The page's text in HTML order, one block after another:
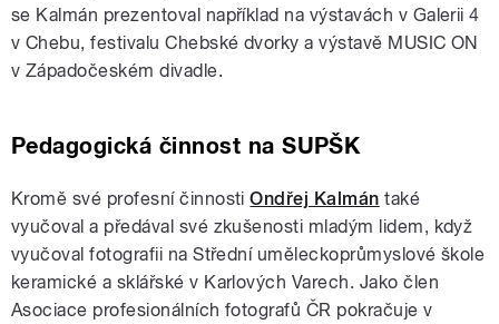
se Kalmán prezentoval například na výstavách v Galerii 4
v Chebu, festivalu Chebské dvorky a výstavě MUSIC ON
v Západočeském divadle.
Pedagogická činnost na SUPŠK
Kromě své profesní činnostiOndřej Kalmán také
vyučoval a předával své zkušenosti mladým lidem, když
vyučoval fotografii na Střední uměleckoprůmyslové škole
keramické a sklářské v Karlových Varech. Jako člen
Asociace profesionálních fotografů ČR pokračuje v